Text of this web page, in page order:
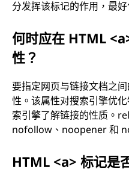
分发挥该标记的作用，最
何时应在 HTML
性？
要指定网页与链接文档之
性。该属性对搜索引擎优
索引擎了解链接的性质。
nofollow、noopener 和
HTML <a> 标记是